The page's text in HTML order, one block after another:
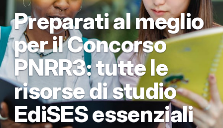
Preparati al meglio
per il Concorso
PNRR3: tutte le
risorse di studio
EdiSES essenziali